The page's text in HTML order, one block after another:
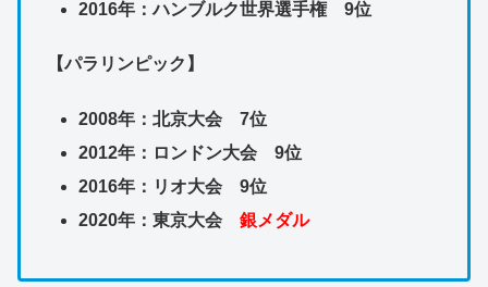
2016年：ハンブルク世界選手権 9位
【パラリンピック】
2008年：北京大会 7位
2012年：ロンドン大会 9位
2016年：リオ大会 9位
2020年：東京大会銀メダル